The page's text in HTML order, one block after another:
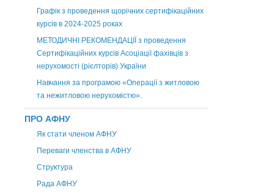
Графік з проведення щорічних сертифікаційних
курсів в 2024-2025 роках
МЕТОДИЧНІ РЕКОМЕНДАЦІЇ з проведення
Сертифікаційних курсів Асоціації фахівців з
нерухомості (рієлторів) України
Навчання за програмою «Операції з житловою
та нежитловою нерухомістю».
ПРО АФНУ
Як стати членом АФНУ
Переваги членства в АФНУ
Структура
Рада АФНУ